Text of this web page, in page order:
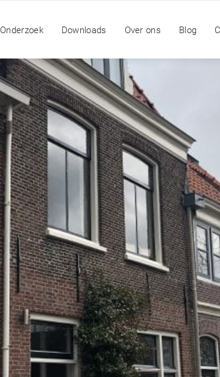
Onderzoek Downloads Over ons Blog